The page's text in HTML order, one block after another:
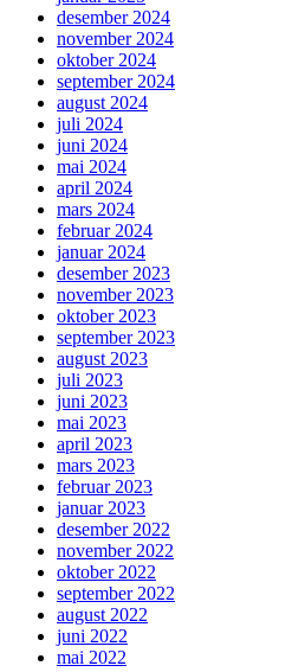
desember 2024
november 2024
oktober 2024
september 2024
august 2024
juli 2024
juni 2024
mai 2024
april 2024
mars 2024
februar 2024
januar 2024
desember 2023
november 2023
oktober 2023
september 2023
august 2023
juli 2023
juni 2023
mai 2023
april 2023
mars 2023
februar 2023
januar 2023
desember 2022
november 2022
oktober 2022
september 2022
august 2022
juni 2022
mai 2022